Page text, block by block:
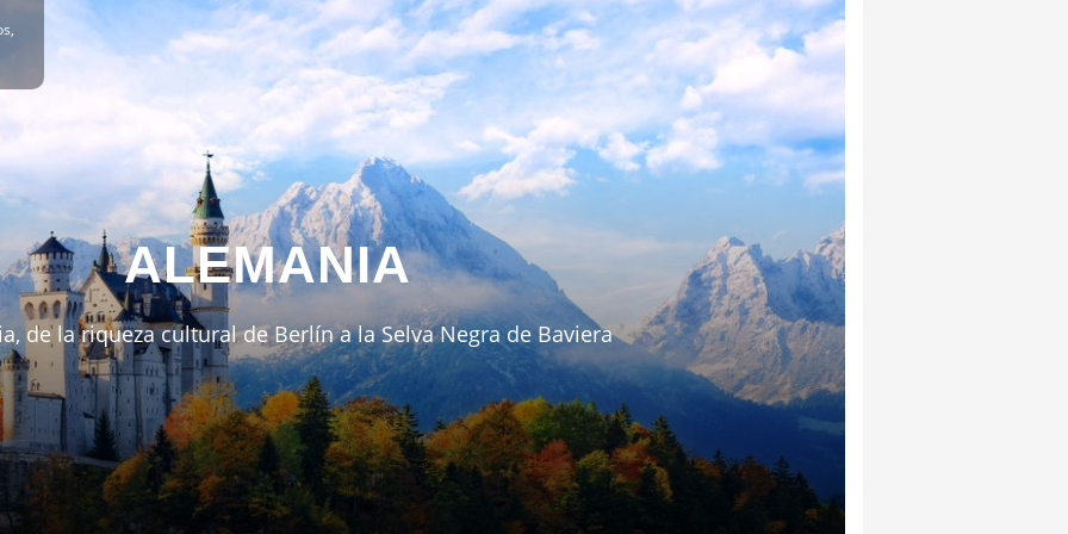
ALEMANIA
de la riqueza cultural de Berlín a la Selva Negra de Baviera